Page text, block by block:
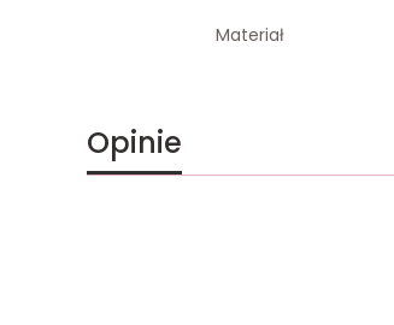
Materiał
Opinie